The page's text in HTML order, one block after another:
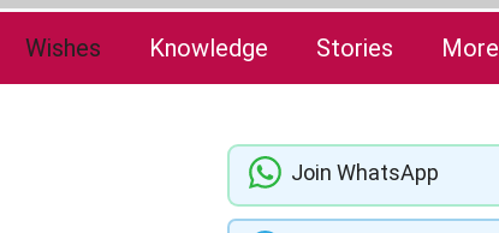
Wishes Knowledge Stories More
Join WhatsApp